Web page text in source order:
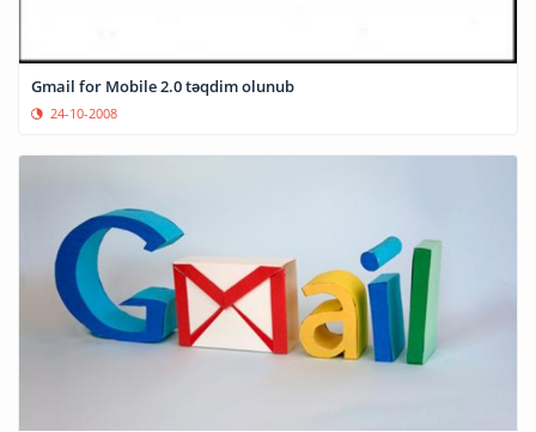
Gmail for Mobile 2.0 təqdim olunub
24-10-2008